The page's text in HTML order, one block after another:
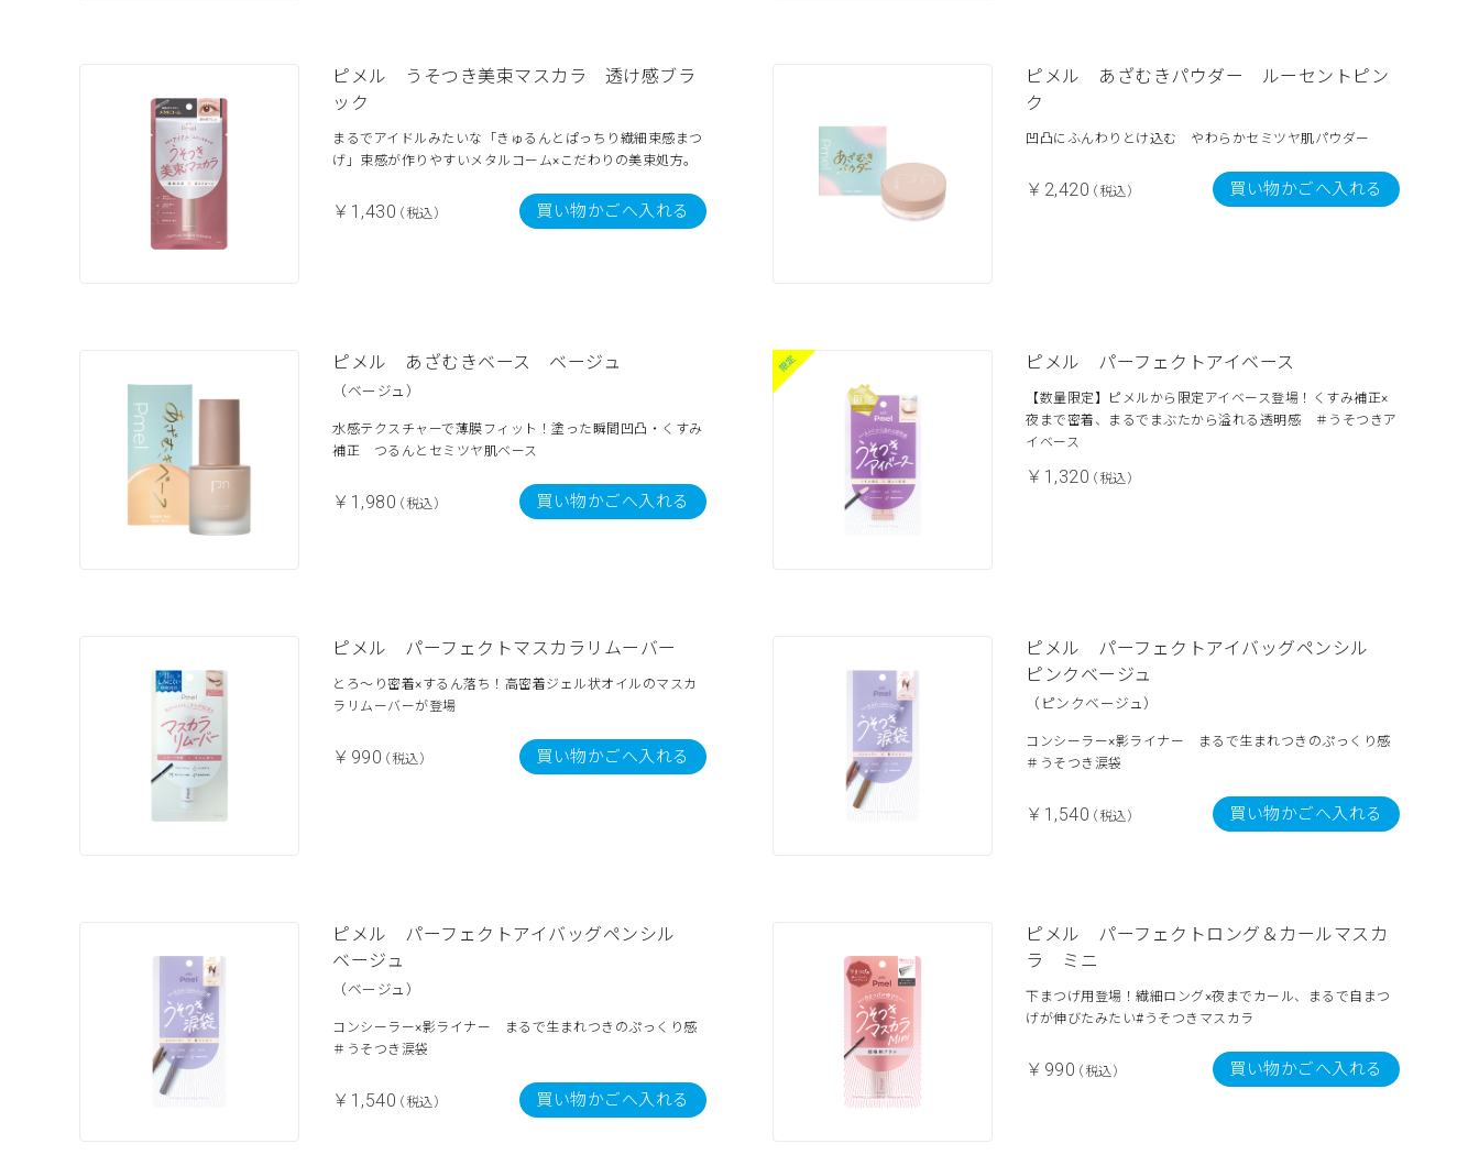
ピメル うそつき美束マスカラ 透け感ブラ
ック
まるでアイドルみたいな「きゅるんとぱっちり繊細束感まつ
げ」束感が作りやすいメタルコーム×こだわりの美束処方。
￥1,430（税込） 買い物かごへ入れる
ピメル あざむきパウダー ルーセントピン
ク
凹凸にふんわりとけ込む やわらかセミツヤ肌パウダー
￥2,420（税込） 買い物かごへ入れる
ピメル あざむきベース ベージュ
（ベージュ）
水感テクスチャーで薄膜フィット！塗った瞬間凹凸・くすみ
補正 つるんとセミツヤ肌ベース
￥1,980（税込） 買い物かごへ入れる
ピメル パーフェクトアイベース
【数量限定】ピメルから限定アイベース登場！くすみ補正×
夜まで密着、まるでまぶたから溢れる透明感 ＃うそつきア
イベース
￥1,320（税込）
ピメル パーフェクトマスカラリムーバー
とろ～り密着×するん落ち！高密着ジェル状オイルのマスカ
ラリムーバーが登場
￥990（税込） 買い物かごへ入れる
ピメル パーフェクトアイバッグペンシル
ピンクベージュ
（ピンクベージュ）
コンシーラー×影ライナー まるで生まれつきのぷっくり感
＃うそつき涙袋
￥1,540（税込） 買い物かごへ入れる
ピメル パーフェクトアイバッグペンシル
ベージュ
（ベージュ）
コンシーラー×影ライナー まるで生まれつきのぷっくり感
＃うそつき涙袋
￥1,540（税込） 買い物かごへ入れる
ピメル パーフェクトロング＆カールマスカ
ラ ミニ
下まつげ用登場！繊細ロング×夜までカール、まるで自まつ
げが伸びたみたい#うそつきマスカラ
￥990（税込） 買い物かごへ入れる